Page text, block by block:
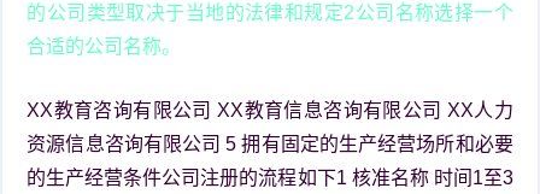
的公司类型取决于当地的法律和规定2公司名称选择一个
合适的公司名称。
XX教育咨询有限公司 XX教育信息咨询有限公司 XX人力
资源信息咨询有限公司 5 拥有固定的生产经营场所和必要
的生产经营条件公司注册的流程如下1 核准名称 时间1至3